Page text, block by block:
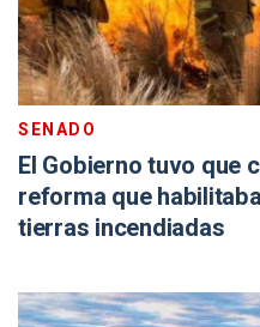
SENADO
El Gobierno tuvo que
reforma que
tierras incendiadas